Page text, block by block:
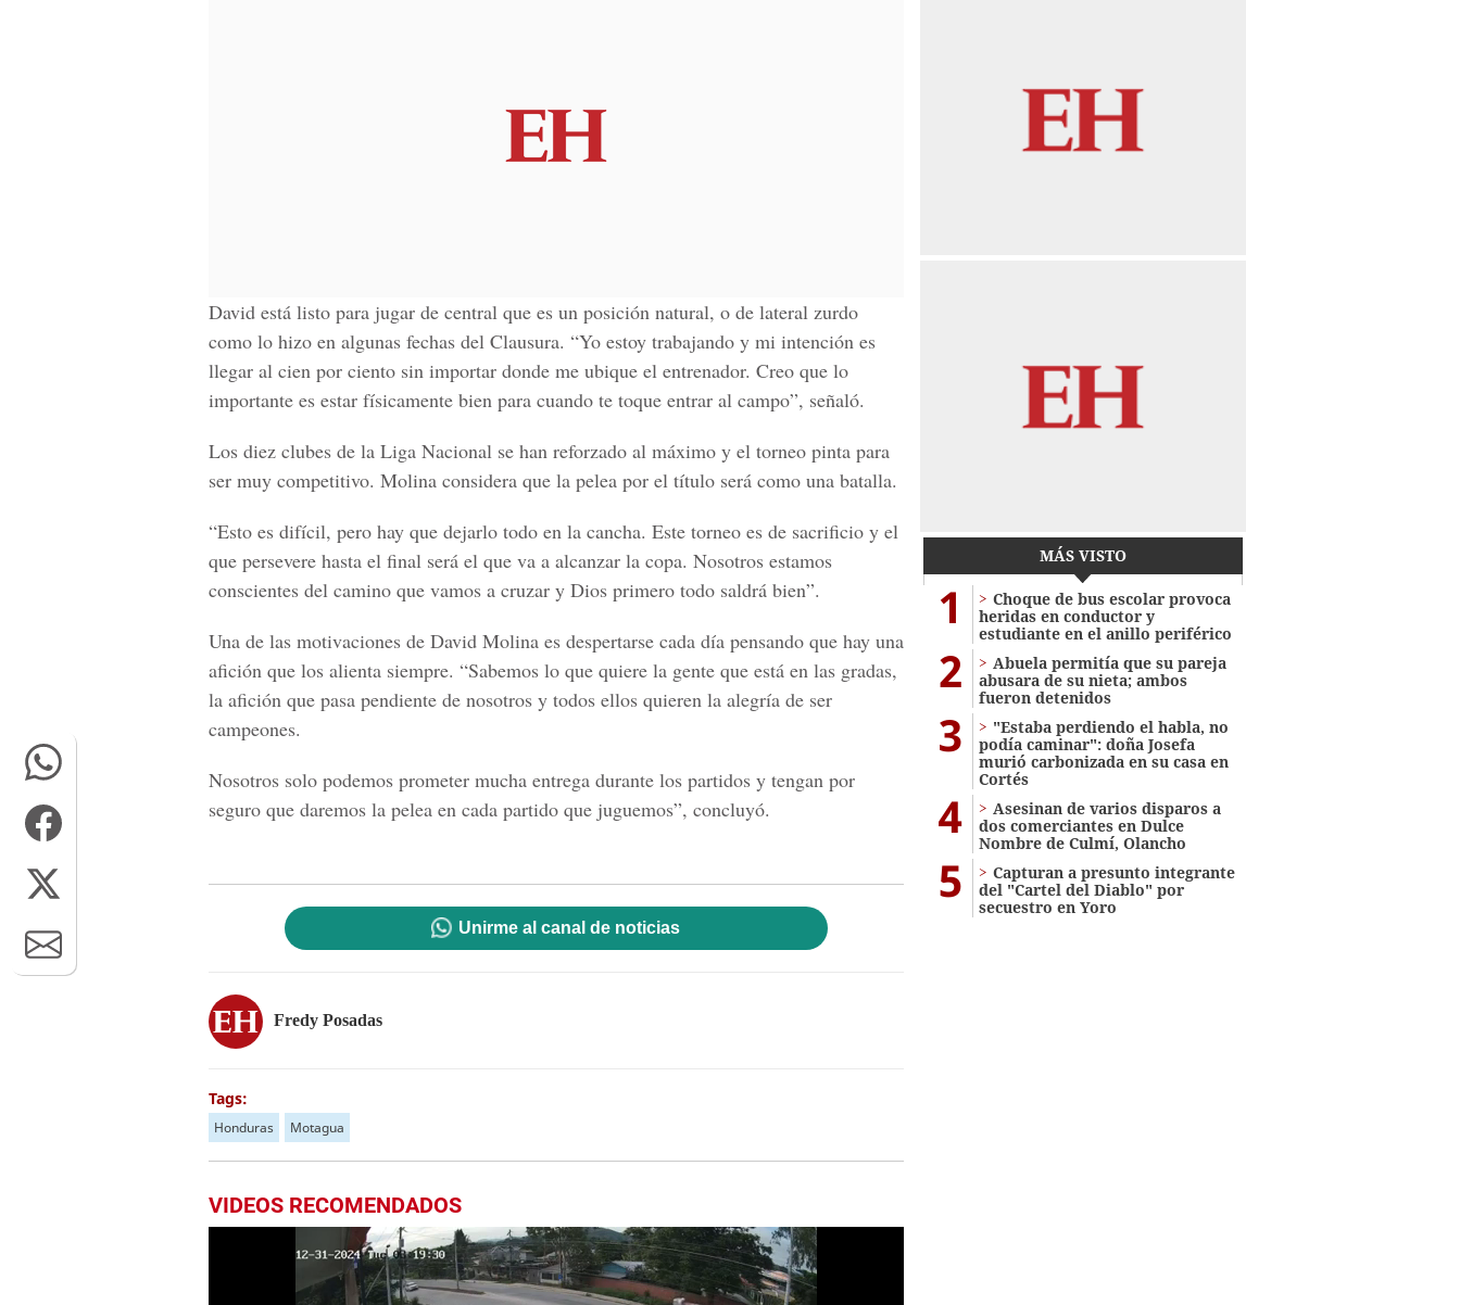
David está listo para jugar de central que es un posición natural, o de lateral zurdo
como lo hizo en algunas fechas del Clausura. “Yo estoy trabajando y mi intención es
llegar al cien por ciento sin importar donde me ubique el entrenador. Creo que lo
importante es estar físicamente bien para cuando te toque entrar al campo”, señaló.
Los diez clubes de la Liga Nacional se han reforzado al máximo y el torneo pinta para
ser muy competitivo. Molina considera que la pelea por el título será como una batalla.
“Esto es difícil, pero hay que dejarlo todo en la cancha. Este torneo es de sacrificio y el
que persevere hasta el final será el que va a alcanzar la copa. Nosotros estamos
conscientes del camino que vamos a cruzar y Dios primero todo saldrá bien”.
Una de las motivaciones de David Molina es despertarse cada día pensando que hay una
afición que los alienta siempre. “Sabemos lo que quiere la gente que está en las gradas,
la afición que pasa pendiente de nosotros y todos ellos quieren la alegría de ser
campeones.
Nosotros solo podemos prometer mucha entrega durante los partidos y tengan por
seguro que daremos la pelea en cada partido que juguemos”, concluyó.
Unirme al canal de noticias
Fredy Posadas
Tags:
Honduras Motagua
VIDEOS RECOMENDADOS
MÁS VISTO
1
Choque de bus escolar provoca
heridas en conductor y
estudiante en el anillo periférico
2
Abuela permitía que su pareja
abusara de su nieta; ambos
fueron detenidos
3
"Estaba perdiendo el habla, no
podía caminar": doña Josefa
murió carbonizada en su casa en
Cortés
4
Asesinan de varios disparos a
dos comerciantes en Dulce
Nombre de Culmí, Olancho
5
Capturan a presunto integrante
del "Cartel del Diablo" por
secuestro en Yoro